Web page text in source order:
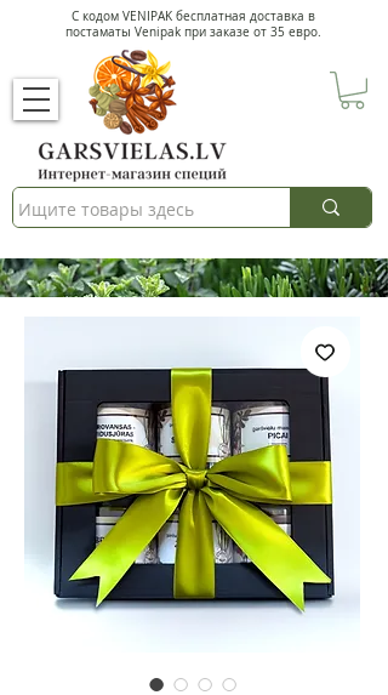
С кодом VENIPAKбесплатная доставка в
постаматы Venipak при заказе от 35 евро.